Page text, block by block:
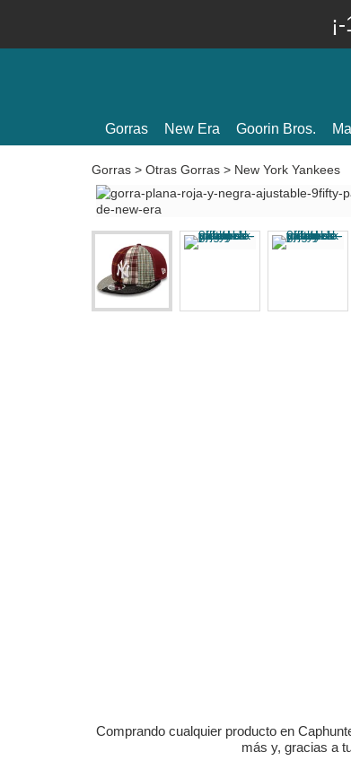
Gorras New Era Goorin Bros.
Gorras > Otras Gorras > New York Yankees
Comprando cualquier producto en
más y, gracias a